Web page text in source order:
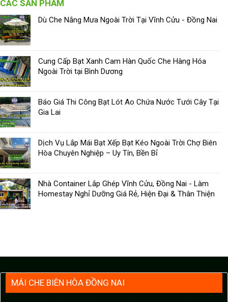
CÁC SẢN PHẨM
Dù Che Nắng Mưa Ngoài Trời Tại Vĩnh Cửu - Đồng Nai
Cung Cấp Bạt Xanh Cam Hàn Quốc Che Hàng Hóa
Ngoài Trời tại Bình Dương
Báo Giá Thi Công Bạt Lót Ao Chứa Nước Tưới Cây Tại
Gia Lai
Dịch Vụ Lắp Mái Bạt Xếp Bạt Kéo Ngoài Trời Chợ Biên
Hòa Chuyên Nghiệp – Uy Tín, Bền Bỉ
Nhà Container Lắp Ghép Vĩnh Cửu, Đồng Nai - Làm
Homestay Nghỉ Dưỡng Giá Rẻ, Hiện Đại & Thân Thiện
MÁI CHE BIÊN HÒA ĐỒNG NAI